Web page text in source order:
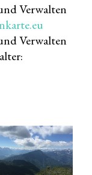
Verwalten
Verwalten